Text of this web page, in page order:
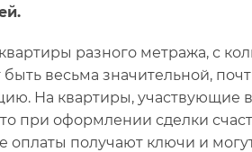
разного метража, с
весьма значительной,
На квартиры, участвующие
при оформлении сделки
оплаты получают ключи и